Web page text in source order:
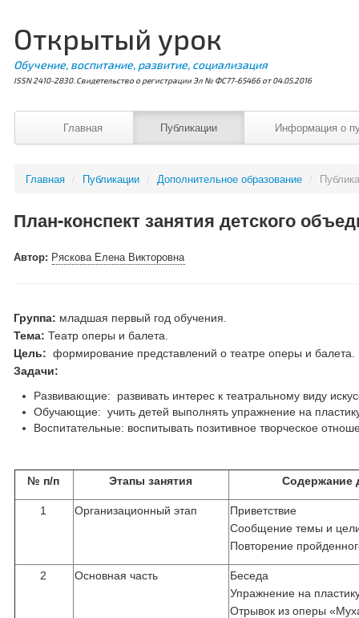
Открытый урок
Обучение, воспитание, развитие, социализация
ISSN 2410-2830. Свидетельство о регистрации Эл № ФС77-65466 от 04.05.2016
Главная Публикации Информация о
Главная / Публикации / Дополнительное образование /
План-конспект занятия детского
Автор: Ряскова Елена Викторовна
Группа: младшая первый год обучения.
Тема: Театр оперы и балета.
Цель: формирование представлений о театре оперы и балета.
Задачи:
Развивающие: развивать интерес к театральному виду
Обучающие: учить детей выполнять упражнение на
Воспитательные: воспитывать позитивное творческое
№ п/п Этапы занятия Содержание
1 Организационный этап
Приветствие
Сообщение темы и
Повторение
2 Основная часть
Беседа
Упражнение на
Отрывок из оперы